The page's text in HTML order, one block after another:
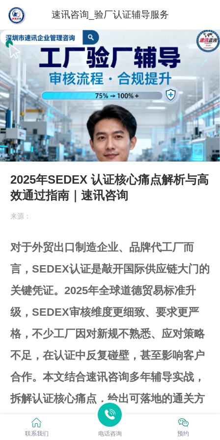
速讯咨询_验厂认证辅导服务
2025年SEDEX 认证核心痛点解析与高
效通过指南｜速讯咨询
来源：
对于外贸出口制造企业、品牌代工厂而
言，SEDEX认证是敲开国际供应链大门的
关键凭证。2025年全球道德贸易标准升
级，SEDEX审核维度更细致、要求更严
格，不少工厂因对新规不熟悉、应对策略
不足，在认证中反复碰壁，甚至影响客户
合作。本文结合速讯咨询多年辅导实战，
拆解认证核心痛点，给出可落地的通关方
案。
联系我们 电话咨询 预约